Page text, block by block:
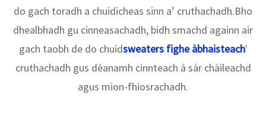
do gach toradh a chuidicheas sinn a’ cruthachadh.Bho
dhealbhadh gu cinneasachadh, bidh smachd againn air
gach taobh de do chuidsweaters fighe àbhaisteach'
cruthachadh gus dèanamh cinnteach à sàr chàileachd
agus mion-fhiosrachadh.